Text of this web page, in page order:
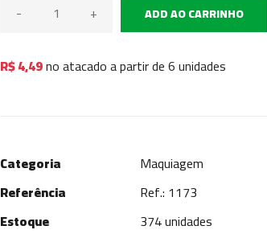
- + ADD AO CARRINHO
R$ 4,49no atacado a partir de 6 unidades
Categoria
Maquiagem
Referência
Ref.: 1173
Estoque
374 unidades